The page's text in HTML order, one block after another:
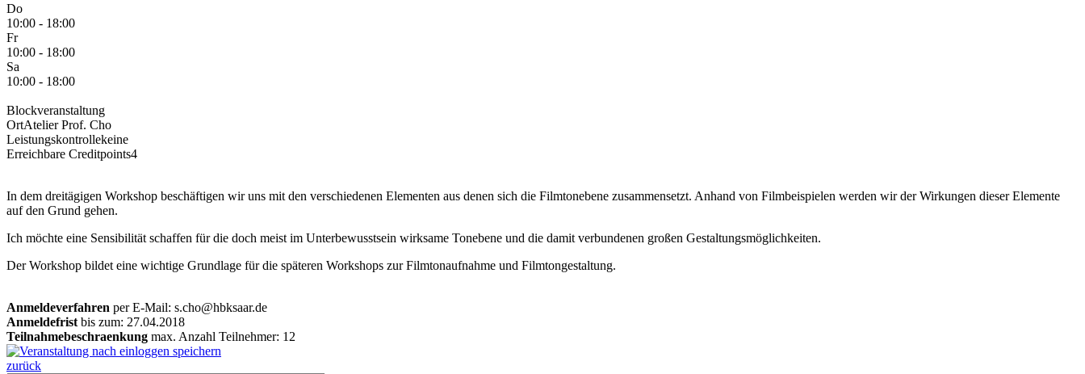
Do
10:00 - 18:00
Fr
10:00 - 18:00
Sa
10:00 - 18:00
Blockveranstaltung
OrtAtelier Prof. Cho
Leistungskontrollekeine
Erreichbare Creditpoints4
In dem dreitägigen Workshop beschäftigen wir uns mit den verschiedenen Elementen aus denen sich die Filmtonebene zusammensetzt. Anhand von Filmbeispielen werden wir der Wirkungen dieser Elemente
auf den Grund gehen.
Ich möchte eine Sensibilität schaffen für die doch meist im Unterbewusstsein wirksame Tonebene und die damit verbundenen großen Gestaltungsmöglichkeiten.
Der Workshop bildet eine wichtige Grundlage für die späteren Workshops zur Filmtonaufnahme und Filmtongestaltung.
Anmeldeverfahren per E-Mail: s.cho@hbksaar.de
Anmeldefrist bis zum: 27.04.2018
Teilnahmebeschraenkung max. Anzahl Teilnehmer: 12
zurück